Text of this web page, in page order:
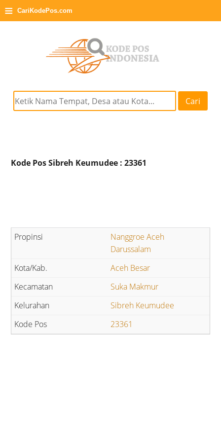
≡ CariKodePos.com
Cari
Kode Pos Sibreh Keumudee : 23361
Nanggroe Aceh
Darussalam
Aceh Besar
Suka Makmur
Sibreh Keumudee
23361